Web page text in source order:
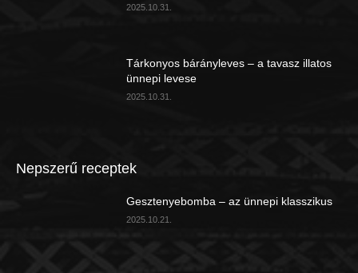
2025.10.31.
Tárkonyos bárányleves – a tavasz illatos
ünnepi levese
2025.10.31.
Nepszerű receptek
Gesztenyebomba – az ünnepi klasszikus
2025.10.21.